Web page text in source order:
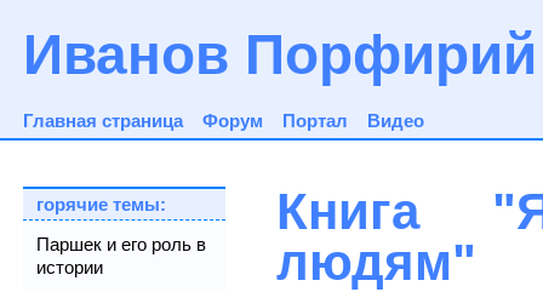
Иванов
Главная страница Форум Портал Видео
горячие темы:
Паршек и его роль в
истории
Книга
людям"